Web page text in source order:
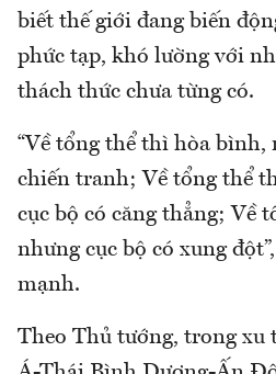
biết thế giới đang biến
phức tạp, khó lường với
thách thức chưa từng có.
“Về tổng thể thì hòa bình,
chiến tranh; Về tổng thể
cục bộ có căng thẳng; Về
nhưng cục bộ có xung
mạnh.
Theo Thủ tướng, trong xu